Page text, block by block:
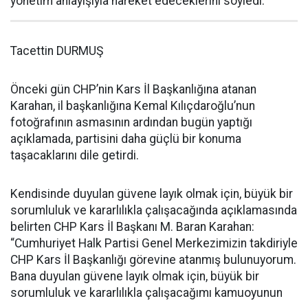
Tacettin DURMUŞ
Önceki gün CHP’nin Kars İl Başkanlığına atanan
Karahan, il başkanlığına Kemal Kılıçdaroğlu’nun
fotoğrafının asmasının ardından bugün yaptığı
açıklamada, partisini daha güçlü bir konuma
taşacaklarını dile getirdi.
Kendisinde duyulan güvene layık olmak için, büyük bir
sorumluluk ve kararlılıkla çalışacağında açıklamasında
belirten CHP Kars İl Başkanı M. Baran Karahan:
“Cumhuriyet Halk Partisi Genel Merkezimizin takdiriyle
CHP Kars İl Başkanlığı görevine atanmış bulunuyorum.
Bana duyulan güvene layık olmak için, büyük bir
sorumluluk ve kararlılıkla çalışacağımı kamuoyunun